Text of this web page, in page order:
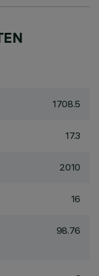
1708.5
17.3
2010
16
98.76